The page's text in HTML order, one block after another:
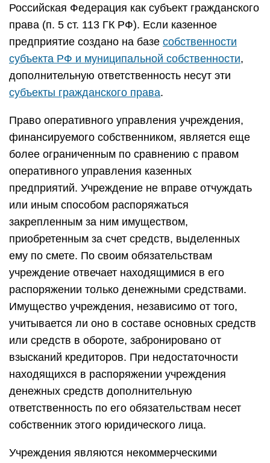
Российская Федерация как субъект гражданского
права (п. 5 ст. 113 ГК РФ). Если казенное
предприятие создано на базе собственности
субъекта РФ и муниципальной собственности,
дополнительную ответственность несут эти
субъекты гражданского права.
Право оперативного управления учреждения,
финансируемого собственником, является еще
более ограниченным по сравнению с правом
оперативного управления казенных
предприятий. Учреждение не вправе отчуждать
или иным способом распоряжаться
закрепленным за ним имуществом,
приобретенным за счет средств, выделенных
ему по смете. По своим обязательствам
учреждение отвечает находящимися в его
распоряжении только денежными средствами.
Имущество учреждения, независимо от того,
учитывается ли оно в составе основных средств
или средств в обороте, забронировано от
взысканий кредиторов. При недостаточности
находящихся в распоряжении учреждения
денежных средств дополнительную
ответственность по его обязательствам несет
собственник этого юридического лица.
Учреждения являются некоммерческими